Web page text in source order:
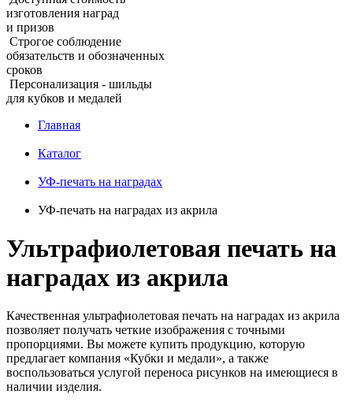
изготовления наград
и призов
Строгое соблюдение
обязательств и обозначенных
сроков
Персонализация - шильды
для кубков и медалей
Главная
Каталог
УФ-печать на наградах
УФ-печать на наградах из акрила
Ультрафиолетовая печать на
наградах из акрила
Качественная ультрафиолетовая печать на наградах из акрила
позволяет получать четкие изображения с точными
пропорциями. Вы можете купить продукцию, которую
предлагает компания «Кубки и медали», а также
воспользоваться услугой переноса рисунков на имеющиеся в
наличии изделия.